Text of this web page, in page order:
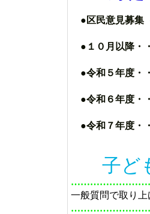
●区民意見募集
●１０月以降・
●令和５年度・
●令和６年度・
●令和７年度・
子ど
一般質問で取り上